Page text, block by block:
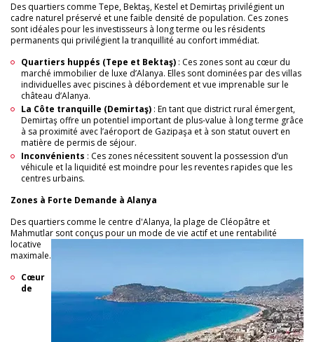
Des quartiers comme Tepe, Bektaş, Kestel et Demirtaş privilégient un
cadre naturel préservé et une faible densité de population. Ces zones
sont idéales pour les investisseurs à long terme ou les résidents
permanents qui privilégient la tranquillité au confort immédiat.
Quartiers huppés (Tepe et Bektaş) : Ces zones sont au cœur du
marché immobilier de luxe d’Alanya. Elles sont dominées par des villas
individuelles avec piscines à débordement et vue imprenable sur le
château d’Alanya.
La Côte tranquille (Demirtaş) : En tant que district rural émergent,
Demirtaş offre un potentiel important de plus-value à long terme grâce
à sa proximité avec l’aéroport de Gazipaşa et à son statut ouvert en
matière de permis de séjour.
Inconvénients : Ces zones nécessitent souvent la possession d’un
véhicule et la liquidité est moindre pour les reventes rapides que les
centres urbains.
Zones à Forte Demande à Alanya
Des quartiers comme le centre d'Alanya, la plage de Cléopâtre et
Mahmutlar sont conçus pour un mode de vie actif etune rentabilité
locative
maximale.
Cœur
de